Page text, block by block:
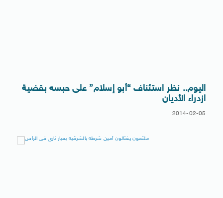
اليوم.. نظر استئناف “أبو إسلام” على حبسه بقضية
ازدراء الأديان
2014-02-05